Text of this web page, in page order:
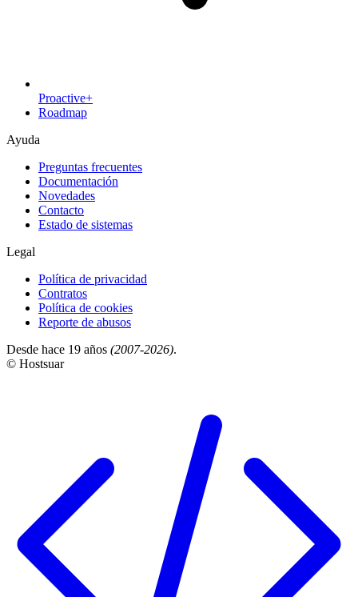
Proactive+
Roadmap
Ayuda
Preguntas frecuentes
Documentación
Novedades
Contacto
Estado de sistemas
Legal
Política de privacidad
Contratos
Política de cookies
Reporte de abusos
Desde hace 19 años (2007-2026).
© Hostsuar